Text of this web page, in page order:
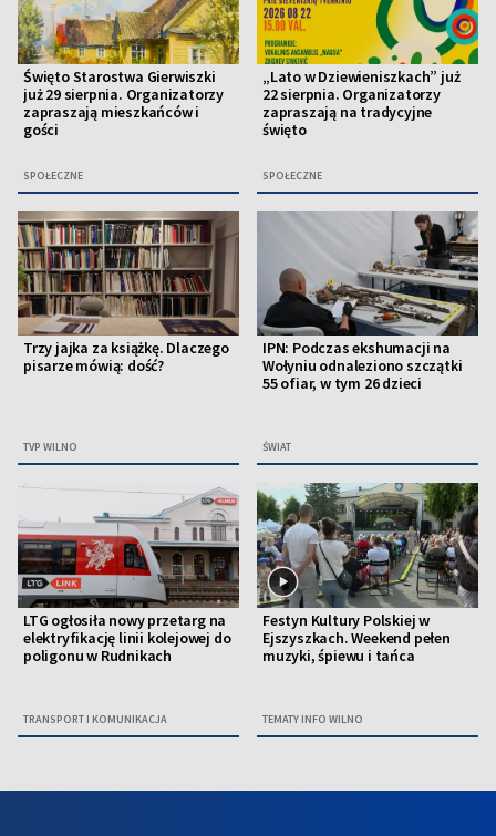
Święto Starostwa Gierwiszki
już 29 sierpnia. Organizatorzy
zapraszają mieszkańców i
gości
SPOŁECZNE
„Lato w Dziewieniszkach” już
22 sierpnia. Organizatorzy
zapraszają na tradycyjne
święto
SPOŁECZNE
Trzy jajka za książkę. Dlaczego
pisarze mówią: dość?
TVP WILNO
IPN: Podczas ekshumacji na
Wołyniu odnaleziono szczątki
55 ofiar, w tym 26 dzieci
ŚWIAT
LTG ogłosiła nowy przetarg na
elektryfikację linii kolejowej do
poligonu w Rudnikach
TRANSPORT I KOMUNIKACJA
Festyn Kultury Polskiej w
Ejszyszkach. Weekend pełen
muzyki, śpiewu i tańca
TEMATY INFO WILNO